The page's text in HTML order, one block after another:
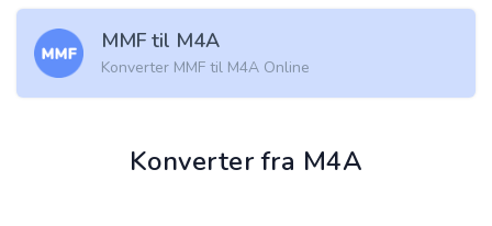
MMF til M4A
Konverter MMF til M4A Online
Konverter fra M4A